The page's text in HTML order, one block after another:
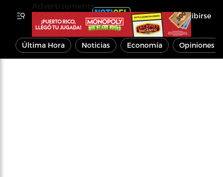
Inscribirse
Última Hora Noticias Economía Opiniones
Advertisements